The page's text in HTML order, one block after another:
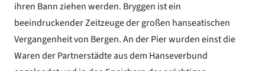
ihren Bann ziehen werden. Bryggen ist ein
beeindruckender Zeitzeuge der großen hanseatischen
Vergangenheit von Bergen. An der Pier wurden einst die
Waren der Partnerstädte aus dem Hanseverbund